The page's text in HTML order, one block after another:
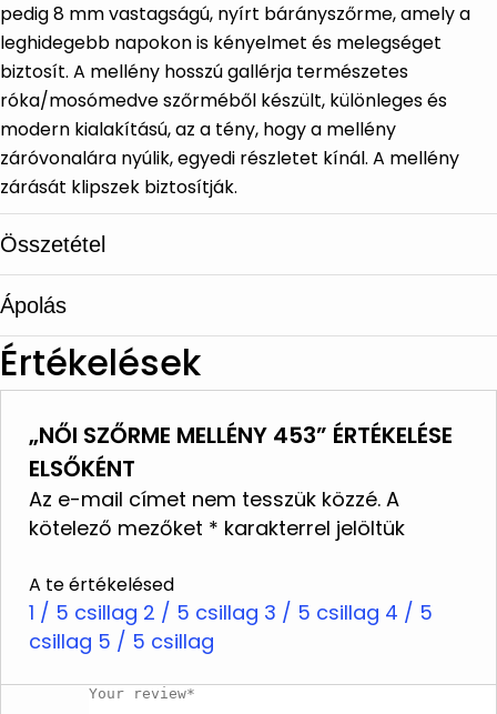
pedig 8 mm vastagságú, nyírt bárányszőrme, amely a
leghidegebb napokon is kényelmet és melegséget
biztosít. A mellény hosszú gallérja természetes
róka/mosómedve szőrméből készült, különleges és
modern kialakítású, az a tény, hogy a mellény
záróvonalára nyúlik, egyedi részletet kínál. A mellény
zárását klipszek biztosítják.
Összetétel
Ápolás
Speciális bőr- és szőrmetisztító
Ne mossa
Ne használjon fehérítőt
Ne vasalja
Ne szárítsa szárítógépben
Ne facsarja ki
Értékelések
„NŐI SZŐRME MELLÉNY 453” ÉRTÉKELÉSE
ELSŐKÉNT
Az e-mail címet nem tesszük közzé. A
kötelező mezőket * karakterrel jelöltük
A te értékelésed
1 / 5 csillag 2 / 5 csillag 3 / 5 csillag 4 / 5
csillag 5 / 5 csillag